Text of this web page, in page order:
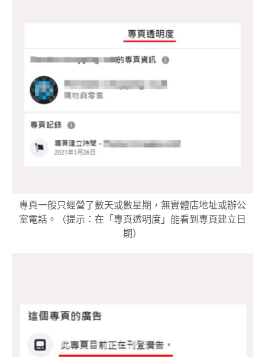
專頁一般只經營了數天或數星期，無實體店地址或辦公
室電話。（提示：在「專頁透明度」能看到專頁建立日
期）